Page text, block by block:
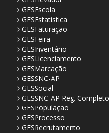
GESEscola
GESEstatística
GESFaturação
GESFeira
GESInventário
GESLicenciamento
GESMarcação
GESSNC-AP
GESSocial
GESSNC-AP Reg. Completo
GESPopulação
GESProcesso
GESRecrutamento